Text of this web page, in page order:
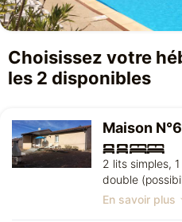
Choisissez votre
les 2 disponibles
Maison
2 lits simples,
double
En savoir plus